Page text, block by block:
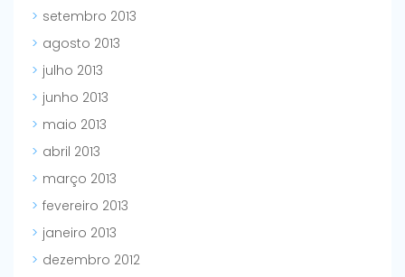
setembro 2013
agosto 2013
julho 2013
junho 2013
maio 2013
abril 2013
março 2013
fevereiro 2013
janeiro 2013
dezembro 2012